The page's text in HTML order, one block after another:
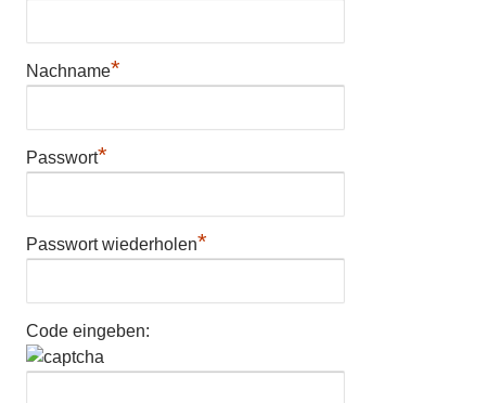
Nachname*
Passwort*
Passwort wiederholen*
Code eingeben: